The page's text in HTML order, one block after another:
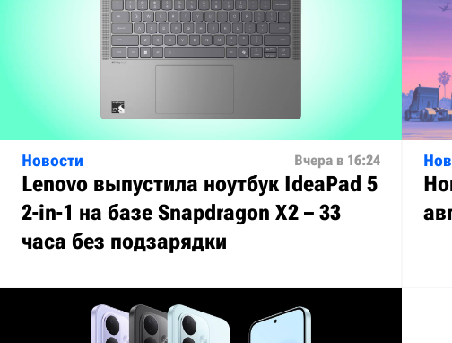
Новости Вчера в 16:24
Lenovo выпустила ноутбук IdeaPad 5
2-in-1 на базе Snapdragon X2 – 33
часа без подзарядки